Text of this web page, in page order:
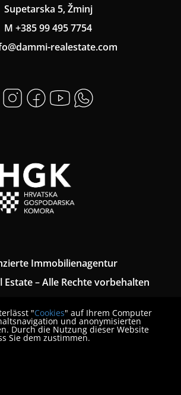
Supetarska 5, Žminj
M +385 99 495 7754
realestate.com
Immobilienagentur
Estate – Alle Rechte vorbehalten
Bestimmungen
"Cookies" auf Ihrem Computer
und anonymisierten
Durch die Nutzung dieser Website
Sie dem zustimmen.